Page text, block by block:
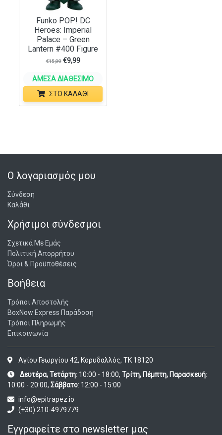
Funko POP! DC
Heroes: Imperial
Palace – Green
Lantern #400 Figure
€15,99 €9,99
ΆΜΕΣΑ ΔΙΑΘΈΣΙΜΟ
ΣΤΟ ΚΑΛΆΘΙ
Ο λογαριασμός μου
Σύνδεση
Καλάθι
Χρήσιμοι σύνδεσμοι
Σχετικά Με Εμάς
Πολιτική Απορρήτου
Όροι & Προϋποθέσεις
Βοήθεια
Τρόποι Αποστολής
BoxNow Express Παράδοση
Τρόποι Πληρωμής
Επικοινωνία
Αγίου Γεωργίου 42, Κορυδαλλός, ΤΚ 18120
Δευτέρα, Τετάρτη: 10:00 - 18:00, Τρίτη, Πέμπτη, Παρασκευή:
10:00 - 20:00, Σάββατο: 12:00 - 15:00
info@epitrapez.io
(+30) 210-4979779
Εγγραφείτε στο newsletter μας